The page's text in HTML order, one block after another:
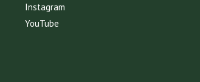
Instagram
YouTube